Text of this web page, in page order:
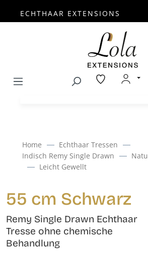
ECHTHAAR EXTENSIONS
Home
Echthaar Tressen
Indisch Remy Single Drawn
Leicht Gewellt
55 cm Schwarz
Remy Single Drawn Echthaar
Tresse ohne chemische
Behandlung